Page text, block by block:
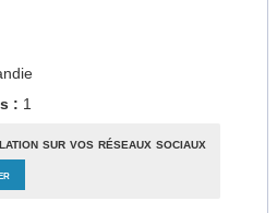
: 1
sur vos réseaux sociaux